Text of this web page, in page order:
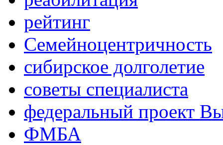
рейтинг
Семейноцентричность
сибирское долголетие
советы специалиста
федеральный проект
ФМБА